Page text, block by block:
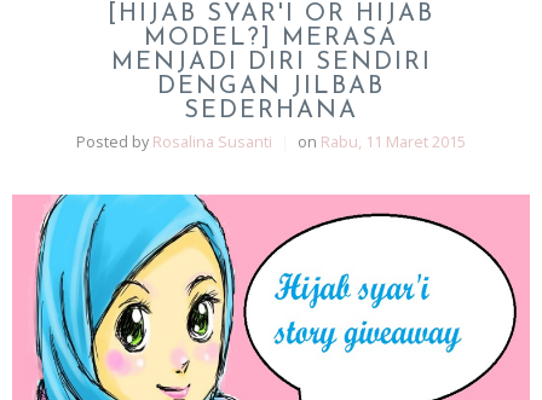
[HIJAB SYAR'I OR HIJAB
MODEL?] MERASA
MENJADI DIRI SENDIRI
DENGAN JILBAB
SEDERHANA
Posted by Rosalina Susanti on Rabu, 11 Maret 2015